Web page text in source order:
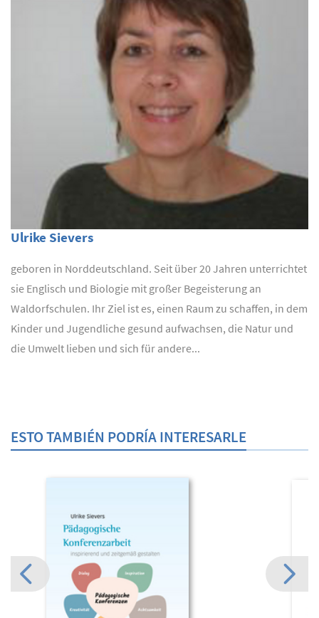
Ulrike Sievers
geboren in Norddeutschland. Seit über 20 Jahren unterrichtet
sie Englisch und Biologie mit großer Begeisterung an
Waldorfschulen. Ihr Ziel ist es, einen Raum zu schaffen, in dem
Kinder und Jugendliche gesund aufwachsen, die Natur und
die Umwelt lieben und sich für andere...
ESTO TAMBIÉN PODRÍA INTERESARLE